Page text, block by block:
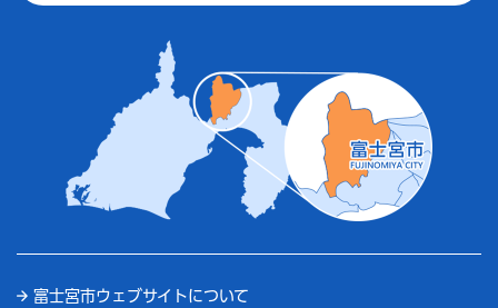
富士宮市ウェブサイトについて